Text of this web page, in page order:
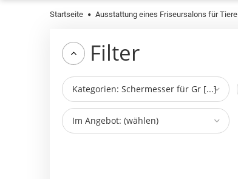
Startseite Ausstattung eines Friseursalons für Tiere
Filter
Kategorien: Schermesser für Gr [...]
Im Angebot: (wählen)